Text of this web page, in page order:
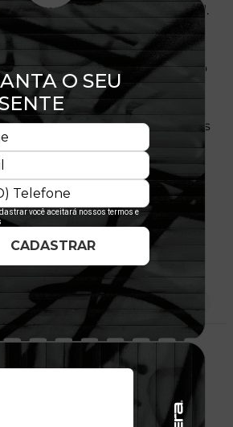
É um movimento sócio-cultural.
com grandes
O presente é de desejo,
A pantera estampada no peito
o futuro de glória. Os pilares
conteúdo, business,
são os principais constituintes
que representa uma
as individualidades e
os contextos em que se
e alimentam sonhos
Poliéster